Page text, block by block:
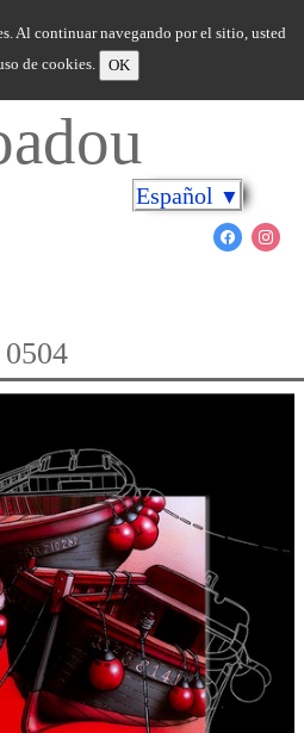
Al continuar navegando por el sitio, usted
de cookies.
OK
Español ▼
0504